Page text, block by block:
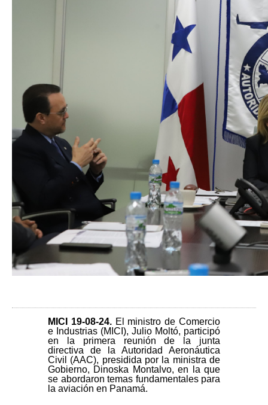
MICI 19-08-24. El ministro de Comercio
e Industrias (MICI), Julio Moltó, participó
en la primera reunión de la junta
directiva de la Autoridad Aeronáutica
Civil (AAC), presidida por la ministra de
Gobierno, Dinoska Montalvo, en la que
se abordaron temas fundamentales para
la aviación en Panamá.